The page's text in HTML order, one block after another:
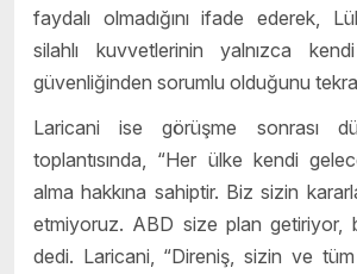
faydalı olmadığını ifade ederek,
silahlı kuvvetlerinin yalnızca kendi
güvenliğinden sorumlu olduğunu
Laricani ise görüşme sonrası
toplantısında, “Her ülke kendi
alma hakkına sahiptir. Biz sizin
etmiyoruz. ABD size plan getiriyor,
dedi. Laricani, “Direniş, sizin ve